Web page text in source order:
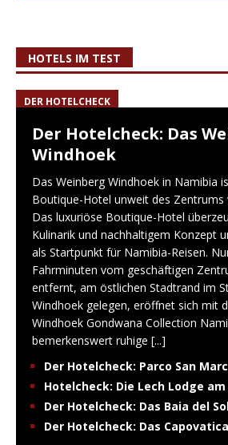
HOTELS IM TEST
DER HOTELCHECK
Der Hotelcheck: Das
Windhoek
Das Weinberg Windhoek in Namibia
Boutique-Hotel unweit des Zentrums
Das luxuriöse Boutique-Hotel
Kulinarik und nachhaltigem Konzept
als Startpunkt für Namibia-Reisen.
Fahrminuten vom geschäftigen
entfernt, am östlichen Stadtrand im
Windhoek gelegen, eröffnet sich mit
Windhoek Gondwana Collection
bemerkenswert ruhige [...]
Der Hotelcheck: Parco San
Hotelcheck: Die Lech Lodge
Der Hotelcheck: Das Baia del
Der Hotelcheck: Das